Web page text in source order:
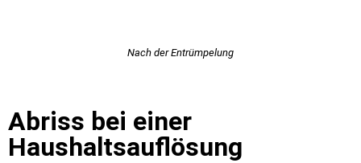
Nach der Entrümpelung
Abriss bei einer
Haushaltsauflösung